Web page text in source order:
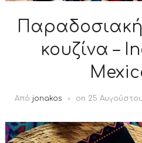
Παραδοσιακή
κουζίνα –
Από jonakos on 25